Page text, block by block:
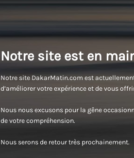
Notre site est en
Notre site DakarMatin.com est
d’améliorer votre expérience et de vous
Nous nous excusons pour la gêne
de votre compréhension.
Nous serons de retour très prochainement.